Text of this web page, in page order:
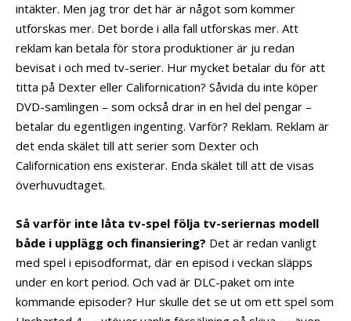
intäkter. Men jag tror det här är något som kommer
utforskas mer. Det borde i alla fall utforskas mer. Att
reklam kan betala för stora produktioner är ju redan
bevisat i och med tv-serier. Hur mycket betalar du för att
titta på Dexter eller Californication? Såvida du inte köper
DVD-samlingen – som också drar in en hel del pengar –
betalar du egentligen ingenting. Varför? Reklam. Reklam är
det enda skälet till att serier som Dexter och
Californication ens existerar. Enda skälet till att de visas
överhuvudtaget.
Så varför inte låta tv-spel följa tv-seriernas modell
både i upplägg och finansiering? Det är redan vanligt
med spel i episodformat, där en episod i veckan släpps
under en kort period. Och vad är DLC-paket om inte
kommande episoder? Hur skulle det se ut om ett spel som